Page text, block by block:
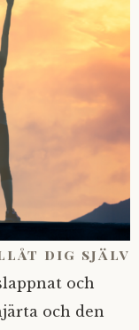
dig själv
och
och den